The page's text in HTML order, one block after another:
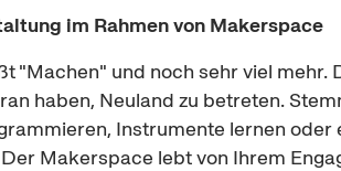
im Rahmen von Makerspace
"Machen" und noch sehr viel mehr.
haben, Neuland zu betreten.
Instrumente lernen oder
Makerspace lebt von Ihrem